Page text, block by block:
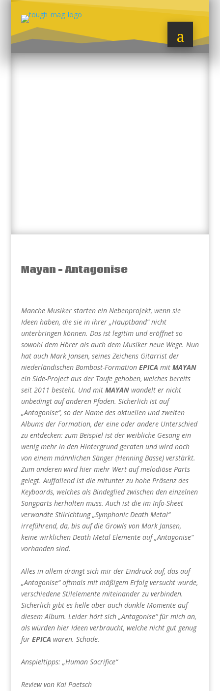
Mayan – Antagonise
Manche Musiker starten ein Nebenprojekt, wenn sie
Ideen haben, die sie in ihrer „Hauptband“ nicht
unterbringen können. Das ist legitim und eröffnet so
sowohl dem Hörer als auch dem Musiker neue Wege. Nun
hat auch Mark Jansen, seines Zeichens Gitarrist der
niederländischen Bombast-Formation EPICA mit MAYAN
ein Side-Project aus der Taufe gehoben, welches bereits
seit 2011 besteht. Und mit MAYANwandelt er nicht
unbedingt auf anderen Pfaden. Sicherlich ist auf
„Antagonise“, so der Name des aktuellen und zweiten
Albums der Formation, der eine oder andere Unterschied
zu entdecken: zum Beispiel ist der weibliche Gesang ein
wenig mehr in den Hintergrund geraten und wird noch
von einem männlichen Sänger (Henning Basse) verstärkt.
Zum anderen wird hier mehr Wert auf melodiöse Parts
gelegt. Auffallend ist die mitunter zu hohe Präsenz des
Keyboards, welches als Bindeglied zwischen den einzelnen
Songparts herhalten muss. Auch ist die im Info-Sheet
verwandte Stilrichtung „Symphonic Death Metal“
irreführend, da, bis auf die Growls von Mark Jansen,
keine wirklichen Death Metal Elemente auf „Antagonise“
vorhanden sind.
Alles in allem drängt sich mir der Eindruck auf, das auf
„Antagonise“ oftmals mit mäßigem Erfolg versucht wurde,
verschiedene Stilelemente miteinander zu verbinden.
Sicherlich gibt es helle aber auch dunkle Momente auf
diesem Album. Leider hört sich „Antagonise“ für mich an,
als würden hier Ideen verbraucht, welche nicht gut genug
für EPICA waren. Schade.
Anspieltipps: „Human Sacrifice“
Review von Kai Paetsch